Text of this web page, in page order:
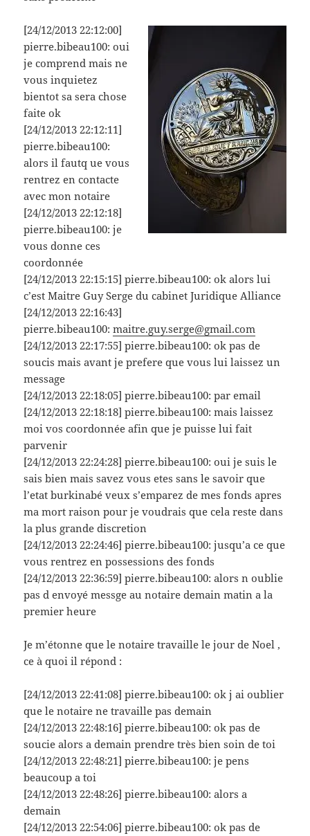
[24/12/2013 22:12:00]
pierre.bibeau100: oui
je comprend mais ne
vous inquietez
bientot sa sera chose
faite ok
[24/12/2013 22:12:11]
pierre.bibeau100:
alors il fautq ue vous
rentrez en contacte
avec mon notaire
[24/12/2013 22:12:18]
pierre.bibeau100: je
vous donne ces
coordonnée
[24/12/2013 22:15:15] pierre.bibeau100: ok alors lui
c’est Maitre Guy Serge du cabinet Juridique Alliance
[24/12/2013 22:16:43]
pierre.bibeau100:maitre.guy.serge@gmail.com
[24/12/2013 22:17:55] pierre.bibeau100: ok pas de
soucis mais avant je prefere que vous lui laissez un
message
[24/12/2013 22:18:05] pierre.bibeau100: par email
[24/12/2013 22:18:18] pierre.bibeau100: mais laissez
moi vos coordonnée afin que je puisse lui fait
parvenir
[24/12/2013 22:24:28] pierre.bibeau100: oui je suis le
sais bien mais savez vous etes sans le savoir que
l’etat burkinabé veux s’emparez de mes fonds apres
ma mort raison pour je voudrais que cela reste dans
la plus grande discretion
[24/12/2013 22:24:46] pierre.bibeau100: jusqu’a ce que
vous rentrez en possessions des fonds
[24/12/2013 22:36:59] pierre.bibeau100: alors n oublie
pas d envoyé messge au notaire demain matin a la
premier heure
Je m’étonne que le notaire travaille le jour de Noel ,
ce à quoi il répond :
[24/12/2013 22:41:08] pierre.bibeau100: ok j ai oublier
que le notaire ne travaille pas demain
[24/12/2013 22:48:16] pierre.bibeau100: ok pas de
soucie alors a demain prendre très bien soin de toi
[24/12/2013 22:48:21] pierre.bibeau100: je pens
beaucoup a toi
[24/12/2013 22:48:26] pierre.bibeau100: alors a
demain
[24/12/2013 22:54:06] pierre.bibeau100: ok pas de